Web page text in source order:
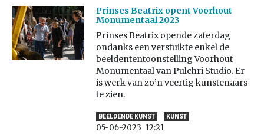
Prinses Beatrix opent Voorhout
Monumentaal 2023
Prinses Beatrix opende zaterdag
ondanks een verstuikte enkel de
beeldententoonstelling Voorhout
Monumentaal van Pulchri Studio. Er
is werk van zo’n veertig kunstenaars
te zien.
BEELDENDE KUNST KUNST
05-06-2023 12:21